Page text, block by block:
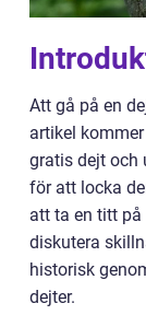
Att gå på en
artikel
gratis dejt och
för att locka
att ta en titt
diskutera
historisk
dejter.